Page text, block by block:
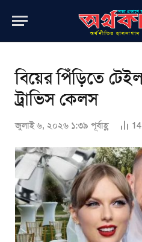
বিয়ের পিঁড়িতে
ট্রাভিস কেলস
জুলাই ৬, ২০২৬ ১:৩৯ পূর্বাহ্ণ 14